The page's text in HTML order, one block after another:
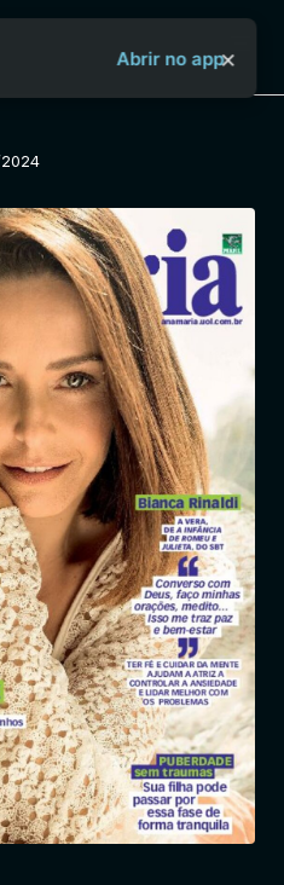
Sobre o Aya Bancah
Início
Revistas
Jornais
Notícias
Entrar
Abrir no app×